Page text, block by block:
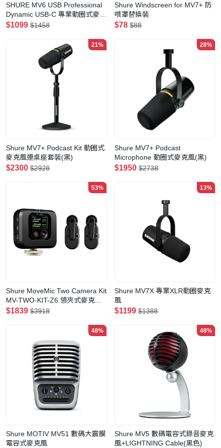
SHURE MV6 USB Professional
Dynamic USB-C 專業動圈式麥克
風
$1099 $1458
Shure Windscreen for MV7+ 防
噴罩替換裝
$78 $88
21%
Shure MV7+ Podcast Kit 動圈式
麥克風連桌座套裝(黑)
$2300 $2928
28%
Shure MV7+ Podcast
Microphone 動圈式麥克風(黑)
$1950 $2738
53%
Shure MoveMic Two Camera Kit
MV-TWO-KIT-Z6 領夾式麥克風
(雙咪連接收)
$1839 $3918
13%
Shure MV7X 專業XLR動圈麥克
風
$1199 $1388
48%
Shure MOTIV MV51 數碼大震膜
電容式麥克風
48%
Shure MV5 數碼電容式錄音麥克
風+LIGHTNING Cable(黑色)